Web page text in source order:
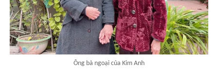
Ông bà ngoại của Kim Anh